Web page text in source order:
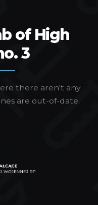
of High
3
there aren't any
are out-of-date.